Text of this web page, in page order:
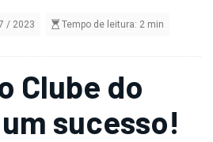
/ 2023 Tempo de leitura: 2 min
Clube do
sucesso!